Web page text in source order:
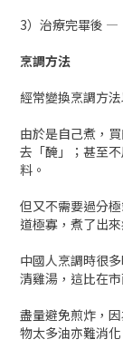
3）治療完畢後 —
烹調方法
經常變換烹調方
由於是自己煮，
去「醃」；甚至
料。
但又不需要過分
道極寡，煮了出
中國人烹調時很
清雞湯，這比在
盡量避免煎炸，
物太多油亦難消化